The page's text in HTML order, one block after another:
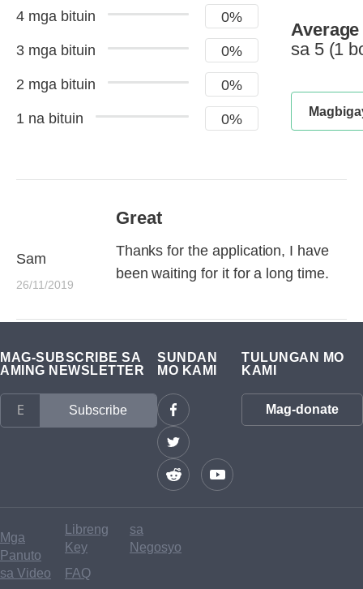
4 mga bituin 0%
3 mga bituin 0%
2 mga bituin 0%
1 na bituin 0%
sa 5 (1
Sam
26/11/2019
Great
Thanks for the application, I have
been waiting for it for a long time.
MAG-SUBSCRIBE SA
AMING NEWSLETTER
SUNDAN
MO KAMI
TULUNGAN MO
KAMI
Mag-donate
Mga
Panuto
sa Video
Libreng
Key
FAQ
sa
Negosyo